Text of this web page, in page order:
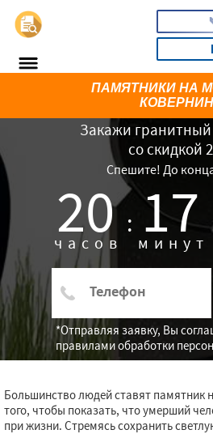
Закажи
со скидкой
Спешите! До
20 :
часов 17
минут
*Отправляя заявку, Вы
правилами обработки
ПАМЯТНИКИ НА
Большинство людей ставят памятник
того, чтобы показать, что умерший
при жизни. Стремясь сохранить